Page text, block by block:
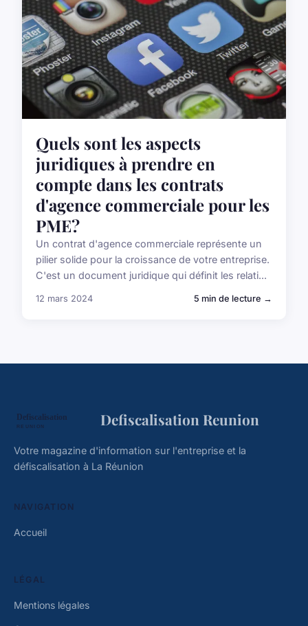
Quels sont les aspects
juridiques à prendre en
compte dans les contrats
d'agence commerciale pour les
PME?
Un contrat d'agence commerciale représente un
pilier solide pour la croissance de votre entreprise.
C'est un document juridique qui définit les relati...
12 mars 2024 5 min de lecture →
Defiscalisation Reunion
Votre magazine d'information sur l'entreprise et la
défiscalisation à La Réunion
NAVIGATION
Accueil
LÉGAL
Mentions légales